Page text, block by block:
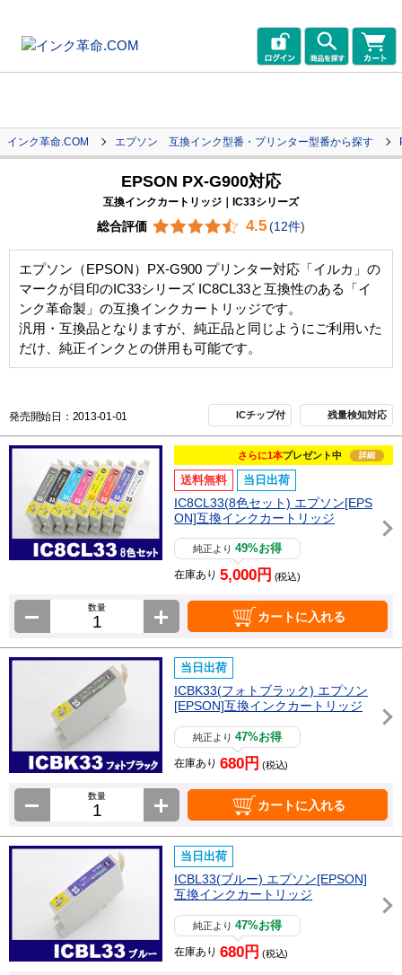
インク革命.COM エプソン 互換インク型番・プリンター型番から探す
EPSON PX-G900対応
互換インクカートリッジ｜IC33シリーズ
総合評価 4.5 (12件)
エプソン（EPSON）PX-G900 プリンター対応「イルカ」の
マークが目印のIC33シリーズ IC8CL33と互換性のある「イ
ンク革命製」の互換インクカートリッジです。
汎用・互換品となりますが、純正品と同じようにご利用いた
だけ、純正インクとの併用も可能です。
発売開始日：2013-01-01 ICチップ付 残量検知対応
さらに1本プレゼント中 詳細
送料無料 当日出荷
IC8CL33(8色セット) エプソン[EPS
ON]互換インクカートリッジ
純正より49%お得
在庫あり 5,000円 (税込)
数量
カートに入れる
当日出荷
ICBK33(フォトブラック) エプソン
[EPSON]互換インクカートリッジ
純正より47%お得
在庫あり 680円 (税込)
数量
カートに入れる
当日出荷
ICBL33(ブルー) エプソン[EPSON]
互換インクカートリッジ
純正より47%お得
在庫あり 680円 (税込)